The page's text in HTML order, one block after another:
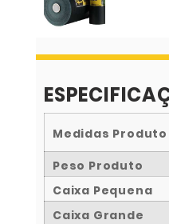
Medidas Produto
Peso Produto
Caixa Pequena
Caixa Grande